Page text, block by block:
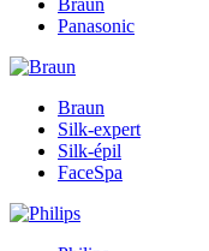
Panasonic
Braun
Silk-expert
Silk-épil
FaceSpa